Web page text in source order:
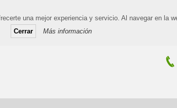
una mejor experiencia y servicio. Al navegar en la
Cerrar
Más información